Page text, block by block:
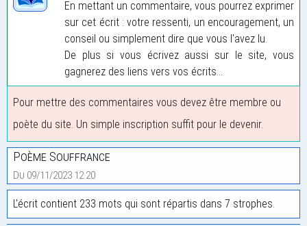
En mettant un commentaire, vous pourrez exprimer
sur cet écrit : votre ressenti, un encouragement, un
conseil ou simplement dire que vous l'avez lu.
De plus si vous écrivez aussi sur le site, vous
gagnerez des liens vers vos écrits...
Pour mettre des commentaires vous devez être membre ou
poète du site. Un simple inscription suffit pour le devenir.
Poème Souffrance
Du 09/11/2023 12:20
L'écrit contient 233 mots qui sont répartis dans 7 strophes.